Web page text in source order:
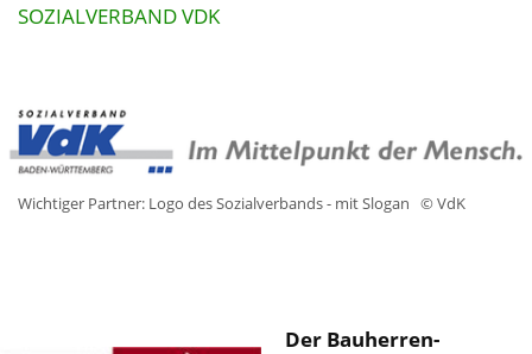
SOZIALVERBAND VDK
Wichtiger Partner: Logo des Sozialverbands - mit Slogan © VdK
Der Bauherren-